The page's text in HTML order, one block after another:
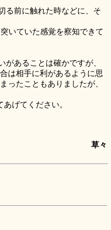
る前に触れた時などに、そ
いていた感覚を察知できて
あることは確かですが、
は相手に利があるように思
ったこともありましたが、
げてください。
草々